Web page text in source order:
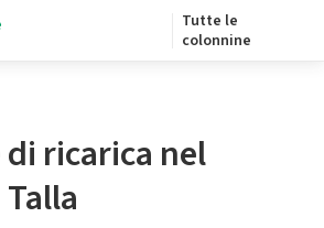
Tutte le
colonnine
ricarica nel